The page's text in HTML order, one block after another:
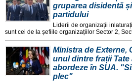
gruparea disidentă
partidului
Liderii de organizații
sunt cei de la șefiile organizațiilor Sector 2,
Ministra de Externe,
unul dintre frații Tate
abordeze în SUA.
plec"